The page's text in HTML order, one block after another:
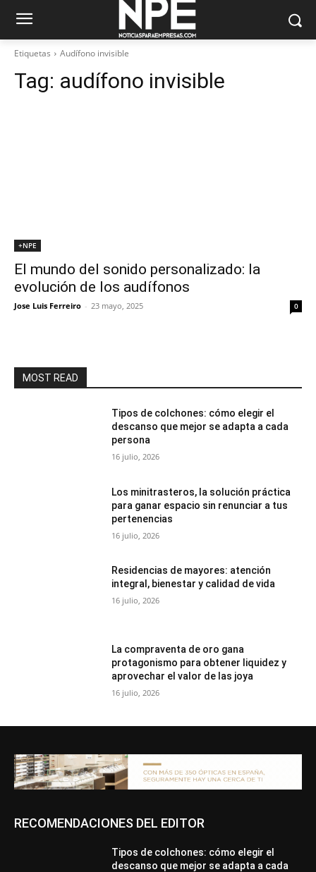
Etiquetas Audífono invisible
Tag: audífono invisible
+NPE
El mundo del sonido personalizado: la
evolución de los audífonos
Jose Luis Ferreiro - 23 mayo, 2025 0
MOST READ
Tipos de colchones: cómo elegir el
descanso que mejor se adapta a cada
persona
16 julio, 2026
Los minitrasteros, la solución práctica
para ganar espacio sin renunciar a tus
pertenencias
16 julio, 2026
Residencias de mayores: atención
integral, bienestar y calidad de vida
16 julio, 2026
La compraventa de oro gana
protagonismo para obtener liquidez y
aprovechar el valor de las joya
16 julio, 2026
RECOMENDACIONES DEL EDITOR
Tipos de colchones: cómo elegir el
descanso que mejor se adapta a cada